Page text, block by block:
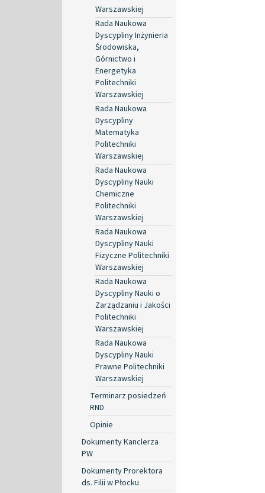
Warszawskiej
Rada Naukowa
Dyscypliny Inżynieria
Środowiska,
Górnictwo i
Energetyka
Politechniki
Warszawskiej
Rada Naukowa
Dyscypliny
Matematyka
Politechniki
Warszawskiej
Rada Naukowa
Dyscypliny Nauki
Chemiczne
Politechniki
Warszawskiej
Rada Naukowa
Dyscypliny Nauki
Fizyczne Politechniki
Warszawskiej
Rada Naukowa
Dyscypliny Nauki o
Zarządzaniu i Jakości
Politechniki
Warszawskiej
Rada Naukowa
Dyscypliny Nauki
Prawne Politechniki
Warszawskiej
Terminarz posiedzeń
RND
Opinie
Dokumenty Kanclerza
PW
Dokumenty Prorektora
ds. Filii w Płocku